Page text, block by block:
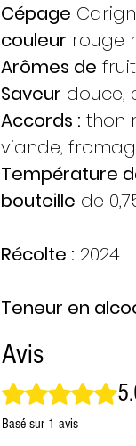
Cépage
couleur rouge
Arômes de
Saveur douce,
Accords : thon
viande,
Température
bouteille de
Récolte : 2024
Teneur en
Avis
Noté 5 sur 5.
Basé sur 1 avis